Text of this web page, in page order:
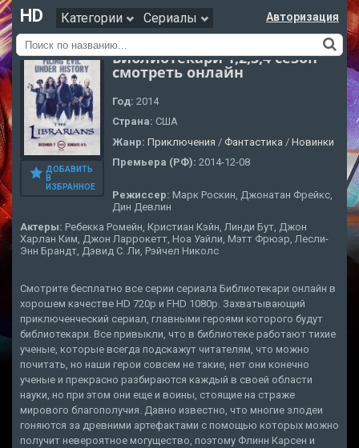
HD Категории Сериалы Авторизация
ДОБАВИТЬ
В
ИЗБРАННОЕ
Библиотекари 1,2,3,4 сезон
смотреть онлайн
Год: 2014
Страна: США
Жанр: Приключения / Фантастика / Новинки
Премьера (РФ): 2014-12-08
Режиссер: Марк Роскин, Джонатан Фрейкс,
Дин Девлин
Актеры: Ребекка Ромейн, Кристиан Кэйн, Линди Бут, Джон
Харлан Ким, Джон Ларрокетт, Ноа Уайли, Мэтт Фрюэр, Лесли-
Энн Брандт, Дэвид С. Ли, Рэйчел Николс
Смотрите бесплатно все серии сериала Библиотекари онлайн в
хорошем качестве HD 720p и FHD 1080p. Захватывающий
приключенческий сериал, главными героями которого будут
библиотекари. Все привыкли, что в библиотеке работают тихие
ученые, которые всегда подскажут читателям, что можно
почитать, но наши герои совсем не такие, нет они конечно
ученые и прекрасно разбираются каждый в своей области
науки, но при этом они еще и воины, стоящие на страже
мирового благополучия. Давно известно, что многие злодеи
гоняются за древними артефактами с помощью которых можно
получит невероятное могущество, поэтому Флинн Карсен и